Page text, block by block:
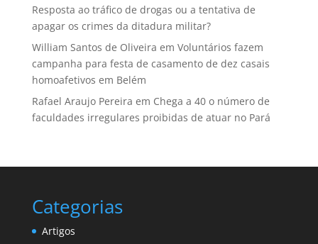
Resposta ao tráfico de drogas ou a tentativa de
apagar os crimes da ditadura militar?
William Santos de Oliveira em Voluntários fazem
campanha para festa de casamento de dez casais
homoafetivos em Belém
Rafael Araujo Pereira em Chega a 40 o número de
faculdades irregulares proibidas de atuar no Pará
Categorias
Artigos